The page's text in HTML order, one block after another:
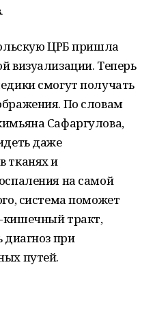
ЦРБ пришла
визуализации. Теперь
смогут получать
По словам
Сафаргулова,
даже
тканях и
на самой
система поможет
кишечный тракт,
диагноз при
путей.